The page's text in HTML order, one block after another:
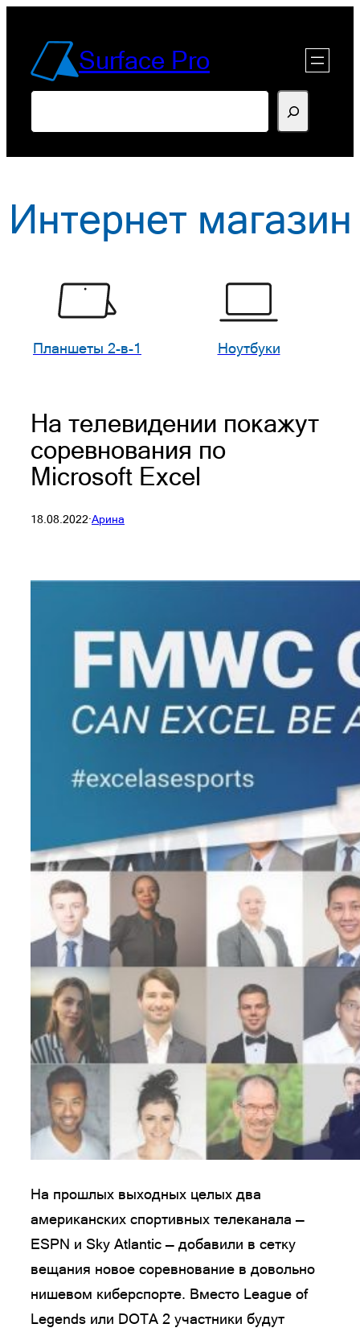
содержимомуSurface Pro
Интернет магазин
Планшеты 2-в-1 Ноутбуки
На телевидении покажут
соревнования по
Microsoft Excel
18.08.2022·Арина
На прошлых выходных целых два
американских спортивных телеканала —
ESPN и Sky Atlantic — добавили в сетку
вещания новое соревнование в довольно
нишевом киберспорте. Вместо League of
Legends или DOTA 2 участники будут